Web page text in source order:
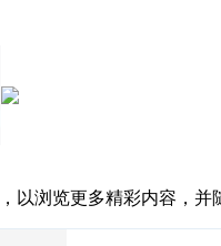
，以浏览更多精彩内容，